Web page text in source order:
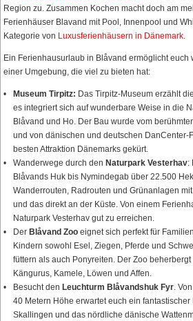
Region zu. Zusammen Kochen macht doch am
Ferienhäuser Blavand mit Pool, Innenpool und
Kategorie von Luxusferienhäusern in Dänemark
Ein Ferienhausurlaub in Blåvand ermöglicht euch
einer Umgebung, die viel zu bieten hat:
Museum Tirpitz: Das Tirpitz-Museum erzählt
es integriert sich auf wunderbare Weise in die
Blåvand und Ho. Der Bau wurde vom
und von dänischen und deutschen DanCenter-
besten Attraktion Dänemarks gekürt.
Wanderwege durch denNaturpark Vesterhav:
Blåvands Huk bis Nymindegab über 22.500
Wanderrouten, Radrouten und Grünanlagen
und das direkt an der Küste. Von einem
Naturpark Vesterhav gut zu erreichen.
DerBlåvand Zoo eignet sich perfekt für
Kindern sowohl Esel, Ziegen, Pferde und
füttern als auch Ponyreiten. Der Zoo
Kängurus, Kamele, Löwen und Affen.
Besucht denLeuchturm Blåvandshuk Fyr .
40 Metern Höhe erwartet euch ein
Skallingen und das nördliche dänische